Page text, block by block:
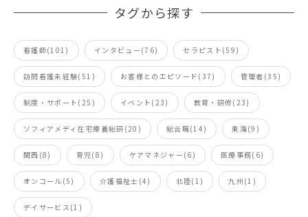
タグから探す
看護師(101) インタビュー(76) セラピスト(59)
訪問看護未経験(51) お客様とのエピソード(37) 管理者(35)
制度・サポート(25) イベント(23) 教育・研修(23)
ソフィアメディ在宅療養総研(20) 総合職(14) 東海(9)
関西(8) 育児(8) ケアマネジャー(6) 医療事務(6)
オンコール(5) 介護福祉士(4) 北陸(1) 九州(1)
デイサービス(1)